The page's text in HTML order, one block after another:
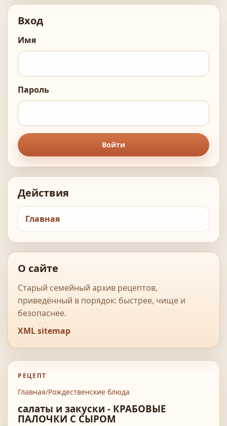
Вход
Имя
Пароль
Войти
Действия
Главная
О сайте
Старый семейный архив рецептов,
приведённый в порядок: быстрее, чище и
безопаснее.
XML sitemap
РЕЦЕПТ
Главная/Рождественские блюда
салаты и закуски - КРАБОВЫЕ
ПАЛОЧКИ С СЫРОМ